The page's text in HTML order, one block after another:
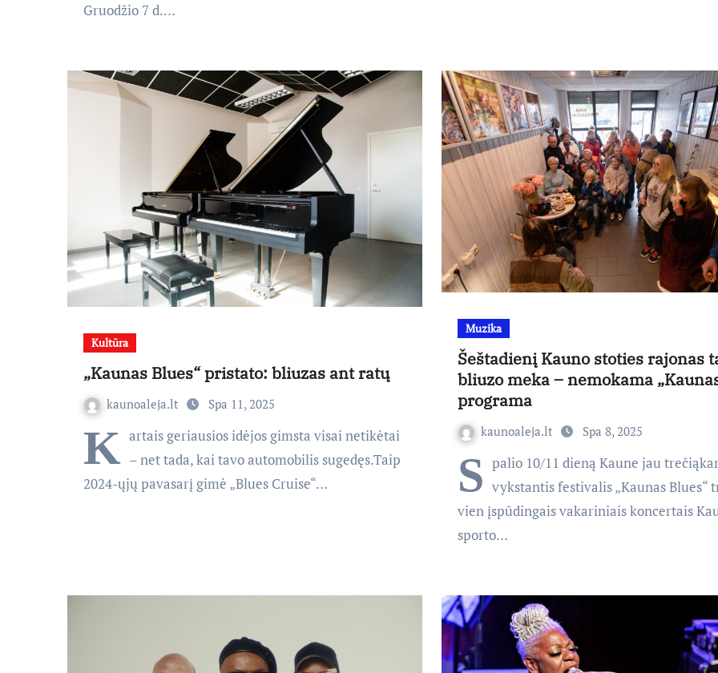
Gruodžio 7 d.…
Kultūra
„Kaunas Blues“ pristato: bliuzas ant ratų
kaunoaleja.lt Spa 11, 2025
K artais geriausios idėjos gimsta visai netikėtai
– net tada, kai tavo automobilis sugedęs.Taip
2024-ųjų pavasarį gimė „Blues Cruise“…
Muzika
Šeštadienį Kauno stoties rajonas
bliuzo meka – nemokama
programa
kaunoaleja.lt Spa 8, 2025
S palio 10/11 dieną Kaune jau
vykstantis festivalis „Kaunas Blues“
vien įspūdingais vakariniais koncertais
sporto…